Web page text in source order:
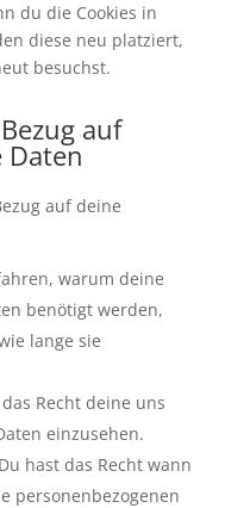
du die Cookies in
diese neu platziert,
besuchst.
auf
Daten
auf deine
warum deine
benötigt werden,
lange sie
Recht deine uns
einzusehen.
hast das Recht wann
personenbezogenen